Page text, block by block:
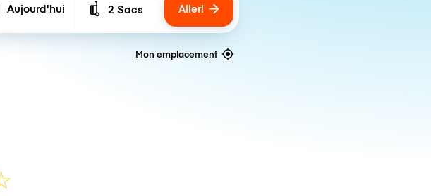
Aujourd'hui Number of bags
2 Sacs Aller!
Mon emplacement